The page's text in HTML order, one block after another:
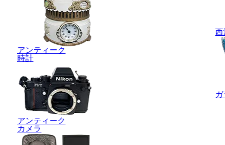
アンティーク
時計
アンティーク
カメラ
西